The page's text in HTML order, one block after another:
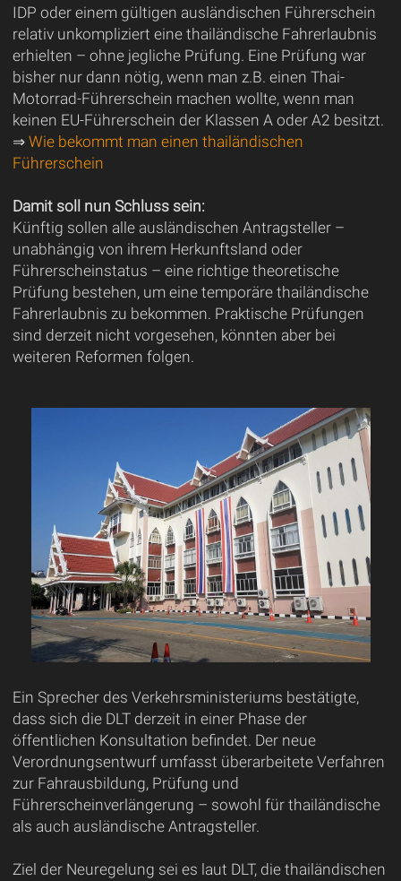
IDP oder einem gültigen ausländischen Führerschein
relativ unkompliziert eine thailändische Fahrerlaubnis
erhielten – ohne jegliche Prüfung. Eine Prüfung war
bisher nur dann nötig, wenn man z.B. einen Thai-
Motorrad-Führerschein machen wollte, wenn man
keinen EU-Führerschein der Klassen A oder A2 besitzt.
⇒ Wie bekommt man einen thailändischen
Führerschein
Damit soll nun Schluss sein:
Künftig sollen alle ausländischen Antragsteller –
unabhängig von ihrem Herkunftsland oder
Führerscheinstatus – eine richtige theoretische
Prüfung bestehen, um eine temporäre thailändische
Fahrerlaubnis zu bekommen. Praktische Prüfungen
sind derzeit nicht vorgesehen, könnten aber bei
weiteren Reformen folgen.
Ein Sprecher des Verkehrsministeriums bestätigte,
dass sich die DLT derzeit in einer Phase der
öffentlichen Konsultation befindet. Der neue
Verordnungsentwurf umfasst überarbeitete Verfahren
zur Fahrausbildung, Prüfung und
Führerscheinverlängerung – sowohl für thailändische
als auch ausländische Antragsteller.
Ziel der Neuregelung sei es laut DLT, die thailändischen